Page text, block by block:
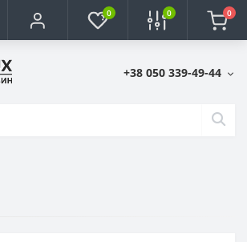
0 0 0
+38 050 339-49-44